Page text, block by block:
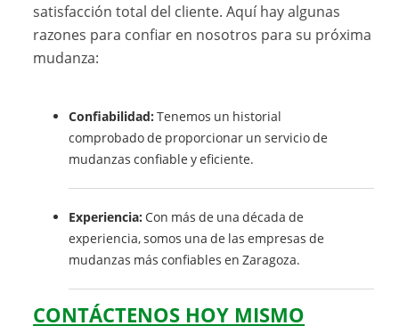
satisfacción total del cliente. Aquí hay algunas
razones para confiar en nosotros para su próxima
mudanza:
Confiabilidad: Tenemos un historial
comprobado de proporcionar un servicio de
mudanzas confiable y eficiente.
Experiencia: Con más de una década de
experiencia, somos una de las empresas de
mudanzas más confiables en Zaragoza.
CONTÁCTENOS HOY MISMO